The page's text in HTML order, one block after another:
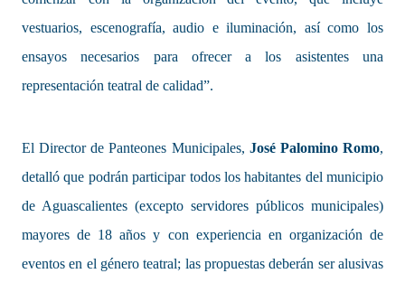
vestuarios, escenografía, audio e iluminación, así como los
ensayos necesarios para ofrecer a los asistentes una
representación teatral de calidad”.
El Director de Panteones Municipales, José Palomino Romo,
detalló que podrán participar todos los habitantes del municipio
de Aguascalientes (excepto servidores públicos municipales)
mayores de 18 años y con experiencia en organización de
eventos en el género teatral; las propuestas deberán ser alusivas